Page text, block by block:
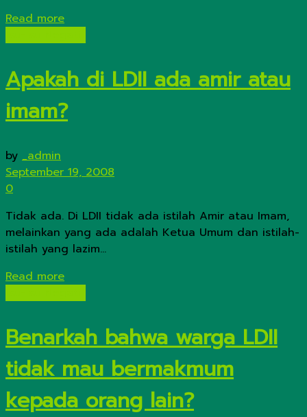
Read moreDetails
Apakah di LDII ada amir atau
imam?
by _admin
September 19, 2008
0
Tidak ada. Di LDII tidak ada istilah Amir atau Imam,
melainkan yang ada adalah Ketua Umum dan istilah-
istilah yang lazim...
Read moreDetails
Benarkah bahwa warga LDII
tidak mau bermakmum
kepada orang lain?